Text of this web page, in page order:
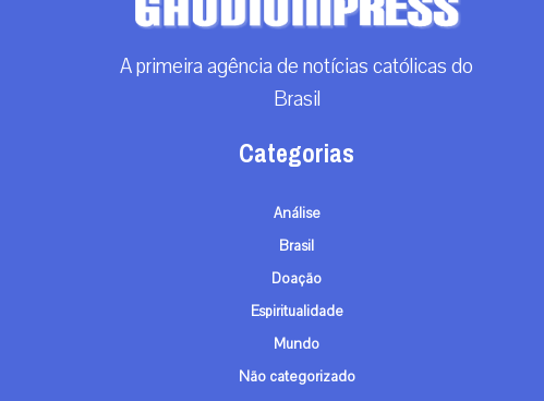
A primeira agência de notícias católicas do
Brasil
Categorias
Análise
Brasil
Doação
Espiritualidade
Mundo
Não categorizado